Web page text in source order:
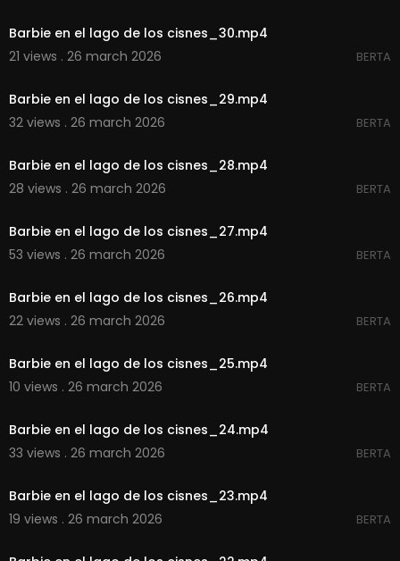
Barbie en el lago de los cisnes_30.mp4
21 views . 26 march 2026
BERTA
Barbie en el lago de los cisnes_29.mp4
32 views . 26 march 2026
BERTA
Barbie en el lago de los cisnes_28.mp4
28 views . 26 march 2026
BERTA
Barbie en el lago de los cisnes_27.mp4
53 views . 26 march 2026
BERTA
Barbie en el lago de los cisnes_26.mp4
22 views . 26 march 2026
BERTA
Barbie en el lago de los cisnes_25.mp4
10 views . 26 march 2026
BERTA
Barbie en el lago de los cisnes_24.mp4
33 views . 26 march 2026
BERTA
Barbie en el lago de los cisnes_23.mp4
19 views . 26 march 2026
BERTA